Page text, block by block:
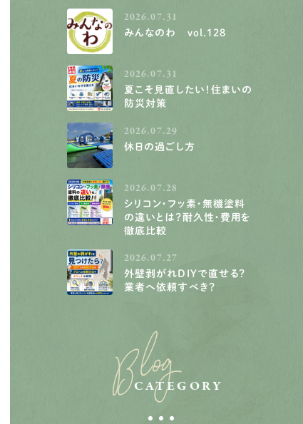
2026.07.31
みんなのわ vol.128
2026.07.31
夏こそ見直したい！住まいの
防災対策
2026.07.29
休日の過ごし方
2026.07.28
シリコン・フッ素・無機塗料
の違いとは？耐久性・費用を
徹底比較
2026.07.27
外壁剥がれDIYで直せる？
業者へ依頼すべき？
Blog
CATEGORY